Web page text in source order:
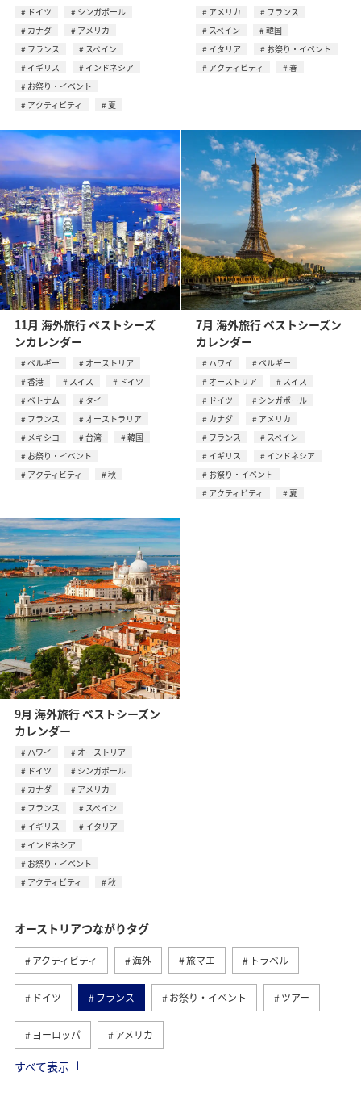
ドイツ
シンガポール
カナダ
アメリカ
フランス
スペイン
イギリス
インドネシア
お祭り・イベント
アクティビティ
夏
アメリカ
フランス
スペイン
韓国
イタリア
お祭り・イベント
アクティビティ
春
11月 海外旅行 ベストシーズ
ンカレンダー
ベルギー
オーストリア
香港
スイス
ドイツ
ベトナム
タイ
フランス
オーストラリア
メキシコ
台湾
韓国
お祭り・イベント
アクティビティ
秋
7月 海外旅行 ベストシーズン
カレンダー
ハワイ
ベルギー
オーストリア
スイス
ドイツ
シンガポール
カナダ
アメリカ
フランス
スペイン
イギリス
インドネシア
お祭り・イベント
アクティビティ
夏
9月 海外旅行 ベストシーズン
カレンダー
ハワイ
オーストリア
ドイツ
シンガポール
カナダ
アメリカ
フランス
スペイン
イギリス
イタリア
インドネシア
お祭り・イベント
アクティビティ
秋
オーストリアつながりタグ
アクティビティ 海外 旅マエ トラベル
ドイツ フランス お祭り・イベント ツアー
ヨーロッパ アメリカ
ベトナム
すべて表示